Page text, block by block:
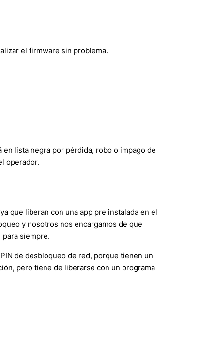
el firmware sin problema.
lista negra por pérdida, robo o impago de
operador.
que liberan con una app pre instalada en el
y nosotros nos encargamos de que
siempre.
de desbloqueo de red, porque tienen un
pero tiene de liberarse con un programa